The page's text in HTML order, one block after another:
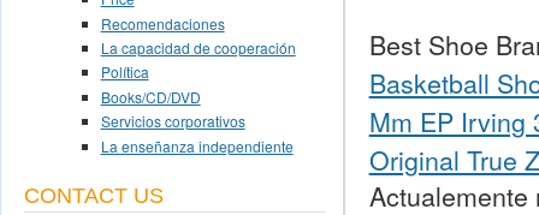
Best Shoe
Basketball
Mm EP Irving
Original True
Actualemente
Recomendaciones
La capacidad de cooperación
Política
Books/CD/DVD
Servicios corporativos
La enseñanza independiente
CONTACT US